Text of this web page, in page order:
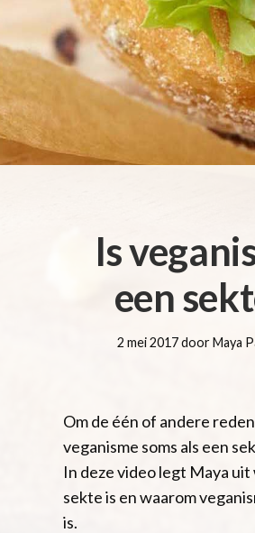
Is
een
2 mei 2017 door Maya
Om de één of andere
veganisme soms als een
In deze video legt Maya uit
sekte is en waarom
is.